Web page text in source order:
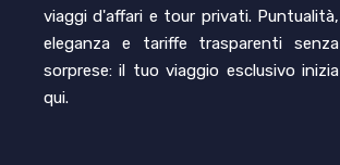
viaggi d'affari e tour privati. Puntualità,
eleganza e tariffe trasparenti senza
sorprese: il tuo viaggio esclusivo inizia
qui.